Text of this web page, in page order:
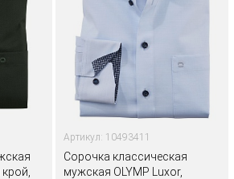
Артикул: 10493411
Сорочка классическая
мужская OLYMP Luxor,